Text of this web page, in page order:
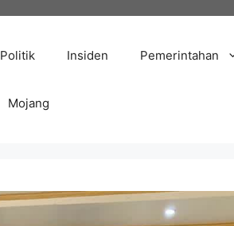
Politik Insiden Pemerintahan
Mojang